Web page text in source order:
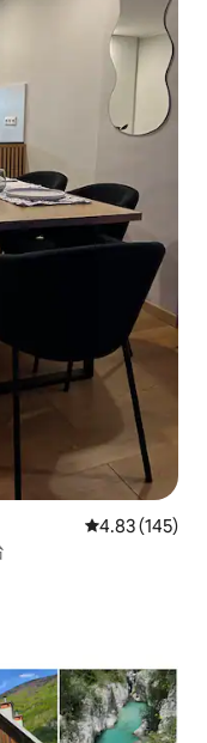
從 145 則評價
4.83 (145)